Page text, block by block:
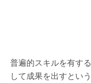
普遍的スキルを有す
して成果を出すとい